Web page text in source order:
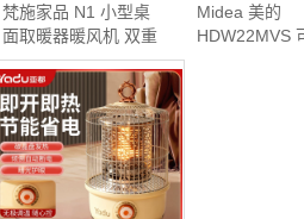
梵施家品 N1 小型桌
面取暖器暖风机 双重
优…
Midea 美的
HDW22MVS